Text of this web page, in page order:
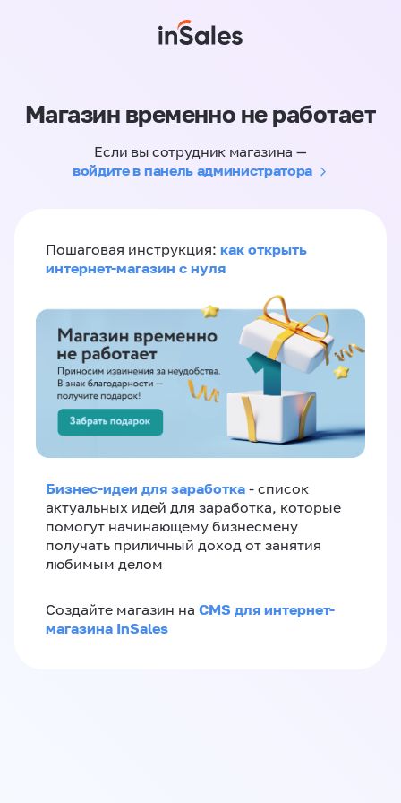
Магазин временно не работает
Если вы сотрудник магазина —
войдите в панель администратора
Пошаговая инструкция: как открыть
интернет-магазин с нуля
Бизнес-идеи для заработка - список
актуальных идей для заработка, которые
помогут начинающему бизнесмену
получать приличный доход от занятия
любимым делом
Создайте магазин на CMS для интернет-
магазина InSales